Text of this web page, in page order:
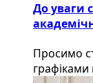
До уваги
Просимо
графіками